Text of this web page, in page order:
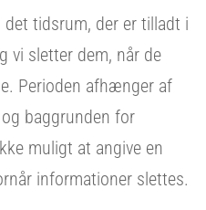
det tidsrum, der er tilladt i
vi sletter dem, når de
Perioden afhænger af
baggrunden for
muligt at angive en
informationer slettes.